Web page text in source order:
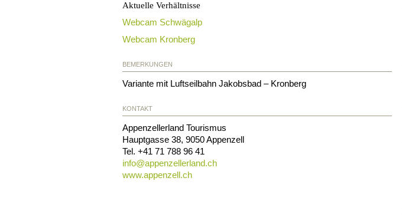
Aktuelle Verhältnisse
Webcam Schwägalp
Webcam Kronberg
BEMERKUNGEN
Variante mit Luftseilbahn Jakobsbad – Kronberg
KONTAKT
Appenzellerland Tourismus
Hauptgasse 38, 9050Appenzell
Tel. +41 71 788 96 41
info@appenzellerland.ch
www.appenzell.ch